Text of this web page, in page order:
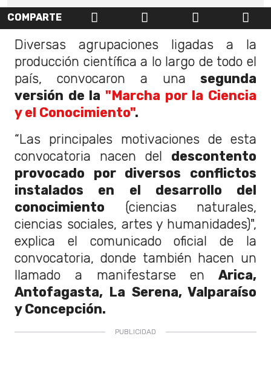
COMPARTE
Diversas agrupaciones ligadas a la
producción científica a lo largo de todo el
país, convocaron a una segunda
versión de la "Marcha por la Ciencia
y el Conocimiento".
“Las principales motivaciones de esta
convocatoria nacen del descontento
provocado por diversos conflictos
instalados en el desarrollo del
conocimiento (ciencias naturales,
ciencias sociales, artes y humanidades)",
explica el comunicado oficial de la
convocatoria, donde también hacen un
llamado a manifestarse en Arica,
Antofagasta, La Serena, Valparaíso
y Concepción.